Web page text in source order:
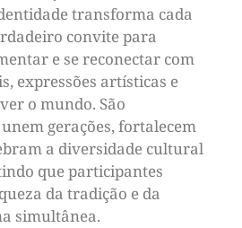
transforma cada
convite para
e se reconectar com
expressões artísticas e
o mundo. São
gerações, fortalecem
a diversidade cultural
que participantes
da tradição e da
simultânea.